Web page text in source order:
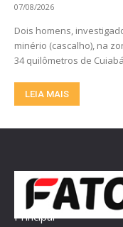
07/08/2026
Dois homens,
minério (cascalho), na
34 quilômetros de
LEIA MAIS
Principal